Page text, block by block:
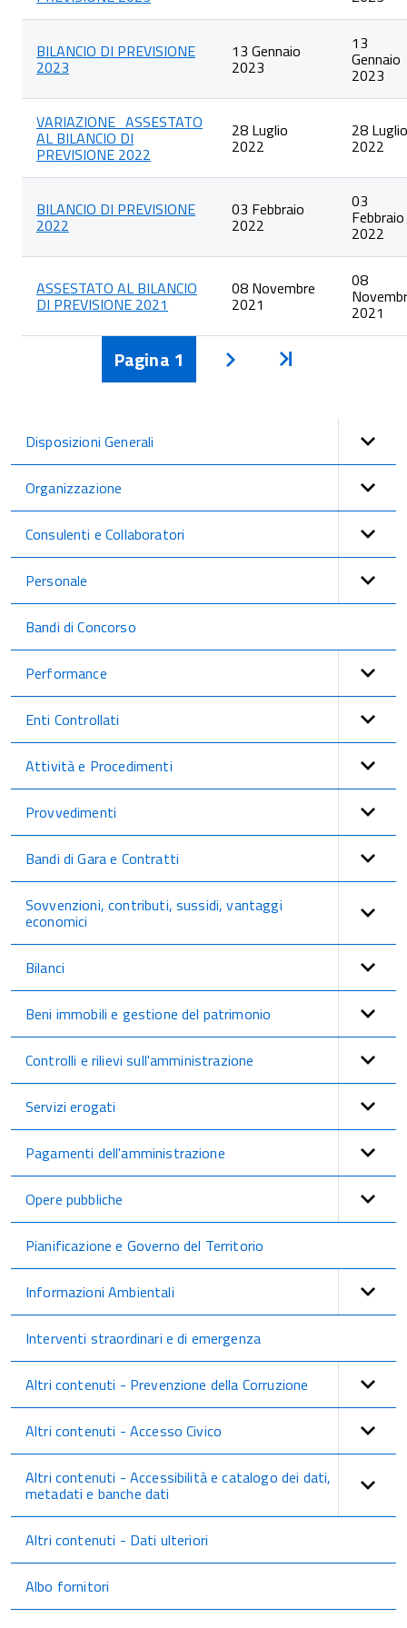
BILANCIO DI PREVISIONE
2023
13 Gennaio
2023
13
Gennaio
2023
VARIAZIONE_ASSESTATO
AL BILANCIO DI
PREVISIONE 2022
28 Luglio
2022
28 Luglio
2022
BILANCIO DI PREVISIONE
2022
03 Febbraio
2022
03
Febbraio
2022
ASSESTATO AL BILANCIO
DI PREVISIONE 2021
08 Novembre
2021
08
2021
Pagina 1
Disposizioni Generali
Organizzazione
Consulenti e Collaboratori
Personale
Bandi di Concorso
Performance
Enti Controllati
Attività e Procedimenti
Provvedimenti
Bandi di Gara e Contratti
Sovvenzioni, contributi, sussidi, vantaggi
economici
Bilanci
Beni immobili e gestione del patrimonio
Controlli e rilievi sull'amministrazione
Servizi erogati
Pagamenti dell'amministrazione
Opere pubbliche
Pianificazione e Governo del Territorio
Informazioni Ambientali
Interventi straordinari e di emergenza
Altri contenuti - Prevenzione della Corruzione
Altri contenuti - Accesso Civico
Altri contenuti - Accessibilità e catalogo dei dati,
metadati e banche dati
Altri contenuti - Dati ulteriori
Albo fornitori